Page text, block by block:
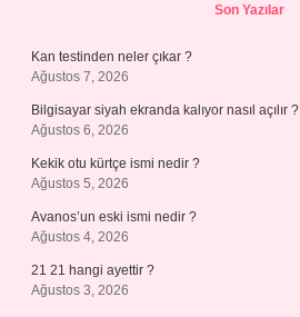
Son Yazılar
Kan testinden neler çıkar ?
Ağustos 7, 2026
Bilgisayar siyah ekranda kalıyor nasıl açılır ?
Ağustos 6, 2026
Kekik otu kürtçe ismi nedir ?
Ağustos 5, 2026
Avanos’un eski ismi nedir ?
Ağustos 4, 2026
21 21 hangi ayettir ?
Ağustos 3, 2026